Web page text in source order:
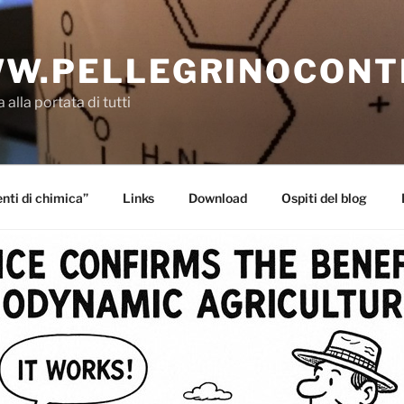
alla portata di tutti
di chimica” Links Download Ospiti del blog